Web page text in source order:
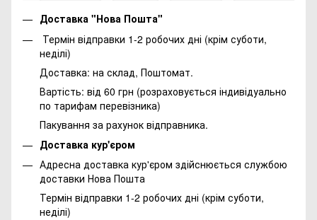
Доставка "Нова Пошта"
Термін відправки 1-2 робочих дні (крім суботи,
неділі)
Доставка: на склад, Поштомат.
Вартість: від 60 грн (розраховується індивідуально
по тарифам перевізника)
Пакування за рахунок відправника.
Доставка кур'єром
Адресна доставка кур'єром здійснюється службою
доставки Нова Пошта
Термін відправки 1-2 робочих дні (крім суботи,
неділі)